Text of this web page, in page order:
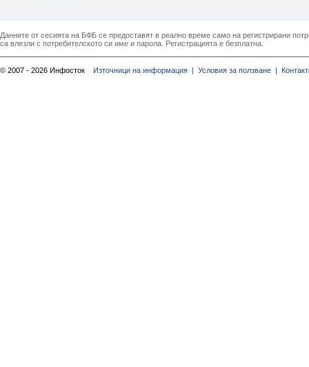
Данните от сесията на БФБ се предоставят в реално време само на регистрирани
са влезли с потребителското си име и парола. Регистрацията е безплатна.
© 2007 - 2026 Инфосток Източници на информация | Условия за ползване |